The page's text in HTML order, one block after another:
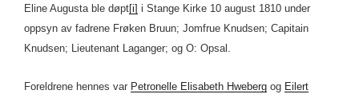
Eline Augusta ble døpt[i] i Stange Kirke 10 august 1810 under
oppsyn av fadrene Frøken Bruun; Jomfrue Knudsen; Capitain
Knudsen; Lieutenant Laganger; og O: Opsal.
Foreldrene hennes var Petronelle Elisabeth Hweberg og Eilert